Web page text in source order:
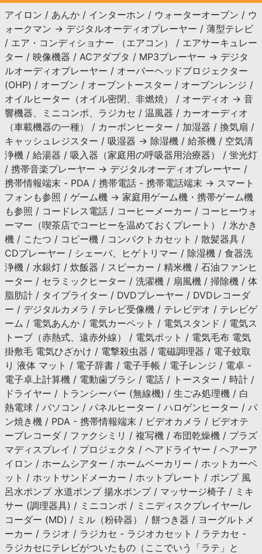
アイロン / あんか / インターホン / ウォーターオーブン / ウ
ォークマン → デジタルオーディオプレーヤー / 薄型テレビ
/ エア・コンディショナー （エアコン） / エアサーキュレー
ター / 映像機器 / ACアダプタ / MP3プレーヤー → デジタ
ルオーディオプレーヤー / オーバーヘッドプロジェクター
(OHP) / オーブン / オーブントースター / オーブンレンジ /
オイルヒーター（オイル密閉、非燃焼） / オーディオ → 音
響機器、ミニコンポ、ラジカセ / 温風器 / カーオーディオ
（車載機器の一種） / カーボンヒーター / 加湿器 / 換気扇 /
キャッシュレジスター / 吸湿器 → 除湿機 / 給茶機 / 空気清
浄機 / 給湯器 / 吸入器（家庭用の呼吸器用治療器） / 蛍光灯
/ 携帯音楽プレーヤー → デジタルオーディオプレーヤー /
携帯情報端末 - PDA / 携帯電話 - 携帯電話端末 → スマート
フォンも参照 / ゲーム機 → 家庭用ゲーム機・携帯ゲーム機
も参照 / コードレス電話 / コーヒーメーカー / コーヒーウォ
ーマー（喫茶店でコーヒーを温めておくプレート） / 氷かき
機 / こたつ / コピー機 / コンパクトカセット / 散髪器具 /
CDプレーヤー / シェーバ、ヒゲトリマー / 除湿機 / 食器洗
浄機 / 水銀灯 / 炊飯器 / スピーカー / 精米機 / 石油ファンヒ
ーター / セラミックヒーター / 洗濯機 / 扇風機 / 掃除機 / 体
脂肪計 / タイプライター / DVDプレーヤー / DVDレコーダ
ー / デジタルカメラ / テレビ受像機 / テレビデオ / テレビゲ
ーム / 電気あんか / 電気カーペット / 電気スタンド / 電気ス
トーブ（赤熱式、遠赤外線） / 電気ポット / 電気毛布 電気
掛敷毛 電気ひざかけ / 電撃殺虫器 / 電磁調理器 / 電子蚊取
り 液体 マット / 電子辞書 / 電子手帳 / 電子レンジ / 電卓 -
電子卓上計算機 / 電動歯ブラシ / 電話 / トースター / 時計 /
ドライヤー / トランシーバー (無線機) / 生ごみ処理機 / 白
熱電球 / パソコン / パネルヒーター / ハロゲンヒーター / パ
ン焼き機 / PDA - 携帯情報端末 / ビデオカメラ / ビデオテ
ープレコーダ / ファクシミリ / 複写機 / 布団乾燥機 / プラズ
マディスプレイ / プロジェクタ / ヘアドライヤー / ヘアーア
イロン / ホームシアター / ホームベーカリー / ホットカーペ
ット / ホットサンドメーカー / ホットプレート / ポンプ 風
呂水ポンプ 水道ポンプ 揚水ポンプ / マッサージ椅子 / ミキ
サー (調理器具) / ミニコンポ / ミニディスクプレイヤー/レ
コーダー (MD) / ミル（粉砕器） / 餅つき器 / ヨーグルトメ
ーカー / ラジオ / ラジカセ - ラジオカセット / ラテカセ -
ラジカセにテレビがついたもの（ここでいう「ラテ」と